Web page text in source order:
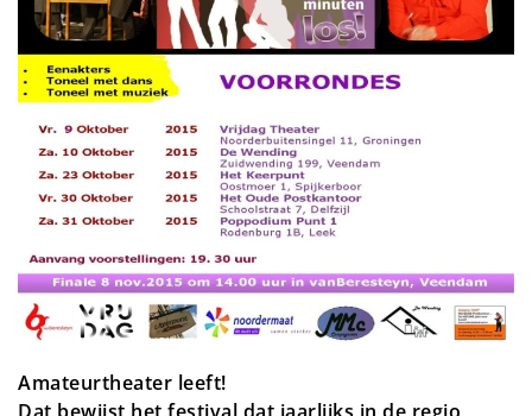
Amateurtheater leeft!